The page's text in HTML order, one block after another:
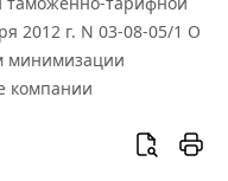
2012 г. N 03-08-05/1 О
минимизации
компании